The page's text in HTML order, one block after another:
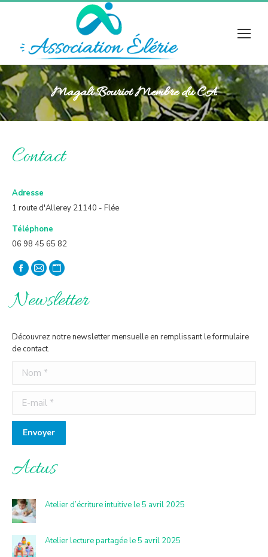
Magali Bouriot Membre du CA
Contact
Adresse
1 route d'Allerey 21140 - Flée
Téléphone
06 98 45 65 82
Trouvez nous sur :
La
page
Facebook
dans
une
nouvelle
fenêtre
La
E-
s'ouvre
dans
une
nouvelle
fenêtre
La
page
Site
s'ouvre
nouvelle
Newsletter
Découvrez notre newsletter mensuelle en remplissant le formulaire
de contact.
Nom *
E-mail *
Envoyer
Actus
Atelier d’écriture intuitive le 5 avril 2025
Atelier lecture partagée le 5 avril 2025